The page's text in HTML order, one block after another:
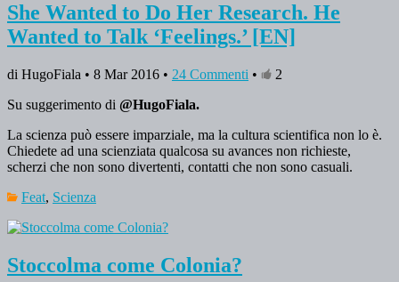
She Wanted to Do Her Research. He
Wanted to Talk ‘Feelings.’ [EN]
di HugoFiala • 8 Mar 2016 • 24 Commenti •
2
Su suggerimento di @HugoFiala.
La scienza può essere imparziale, ma la cultura scientifica non lo è.
Chiedete ad una scienziata qualcosa su avances non richieste,
scherzi che non sono divertenti, contatti che non sono casuali.
Feat, Scienza
Stoccolma come Colonia?